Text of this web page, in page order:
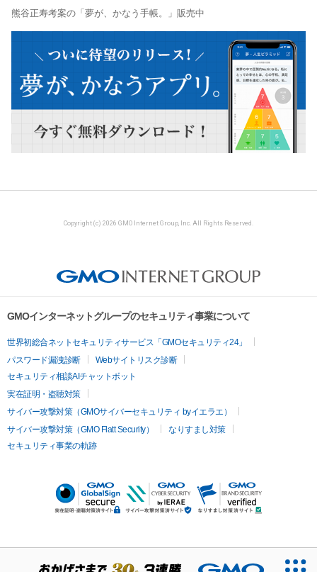
熊谷正寿考案の「夢が、かなう手帳。」販売中
Copyright (c) 2026 GMO Internet Group, Inc. All Rights Reserved.
GMOインターネットグループのセキュリティ事業について
世界初総合ネットセキュリティサービス「GMOセキュリティ24」
パスワード漏洩診断
Webサイトリスク診断
セキュリティ相談AIチャットボット
実在証明・盗聴対策
サイバー攻撃対策（GMOサイバーセキュリティ byイエラエ）
サイバー攻撃対策（GMO Flatt Security）
なりすまし対策
セキュリティ事業の軌跡